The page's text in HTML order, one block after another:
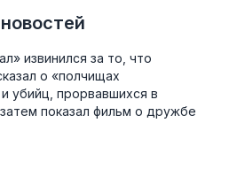
извинился за то, что
о «полчищах
убийц, прорвавшихся в
показал фильм о дружбе